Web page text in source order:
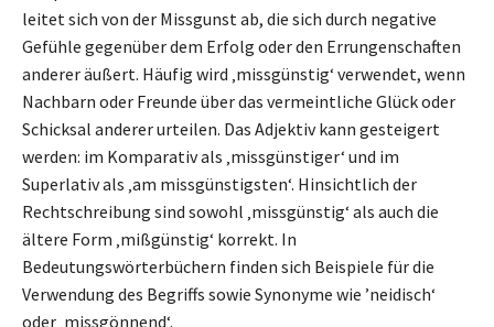
leitet sich von der Missgunst ab, die sich durch negative
Gefühle gegenüber dem Erfolg oder den Errungenschaften
anderer äußert. Häufig wird ‚missgünstig‘ verwendet, wenn
Nachbarn oder Freunde über das vermeintliche Glück oder
Schicksal anderer urteilen. Das Adjektiv kann gesteigert
werden: im Komparativ als ‚missgünstiger‘ und im
Superlativ als ‚am missgünstigsten‘. Hinsichtlich der
Rechtschreibung sind sowohl ‚missgünstig‘ als auch die
ältere Form ‚mißgünstig‘ korrekt. In
Bedeutungswörterbüchern finden sich Beispiele für die
Verwendung des Begriffs sowie Synonyme wie ’neidisch‘
oder ‚missgönnend‘.